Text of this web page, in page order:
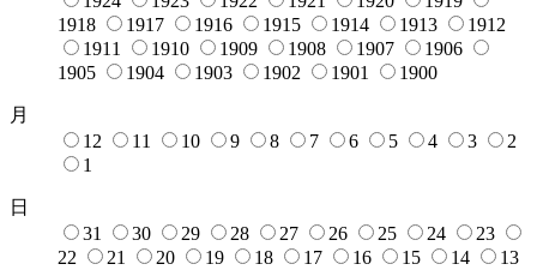
1918
1917 1916 1915 1914 1913
1912
1911
1910 1909 1908 1907
1906
1905
1904 1903 1902 1901 1900
月
12
11 10 9 8 7 6 5 4 3
2
1
日
31
30 29 28 27 26 25 24
23
22
21 20 19 18 17 16 15 14
13